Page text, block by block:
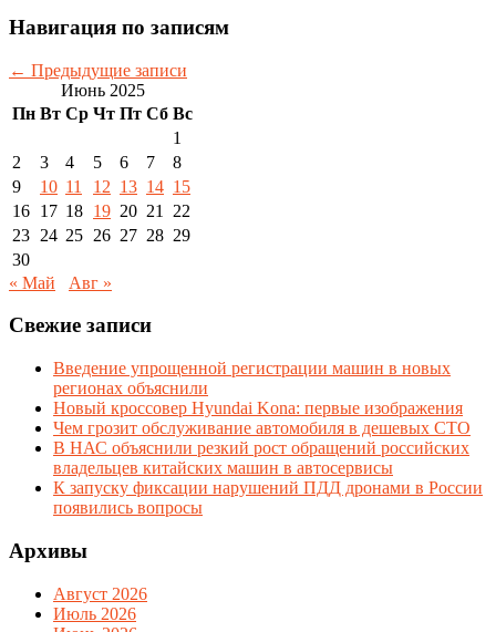
Навигация по записям
← Предыдущие записи
Июнь 2025
Пн Вт Ср Чт Пт Сб Вс
1
2
3 4 5 6 7
8
9
10 11 12 13 14 15
16 17 18 19 20 21
22
23 24 25 26 27 28 29
30
« Май
Авг »
Свежие записи
Введение упрощенной регистрации машин в новых
регионах объяснили
Новый кроссовер Hyundai Kona: первые изображения
Чем грозит обслуживание автомобиля в дешевых СТО
В НАС объяснили резкий рост обращений российских
владельцев китайских машин в автосервисы
К запуску фиксации нарушений ПДД дронами в России
появились вопросы
Архивы
Август 2026
Июль 2026